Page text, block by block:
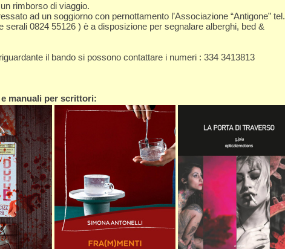
rimborso di viaggio.
ad un soggiorno con pernottamento l’Associazione “Antigone” tel.
serali 0824 55126 ) è a disposizione per segnalare alberghi, bed &
il bando si possono contattare i numeri : 334 3413813
manuali per scrittori: